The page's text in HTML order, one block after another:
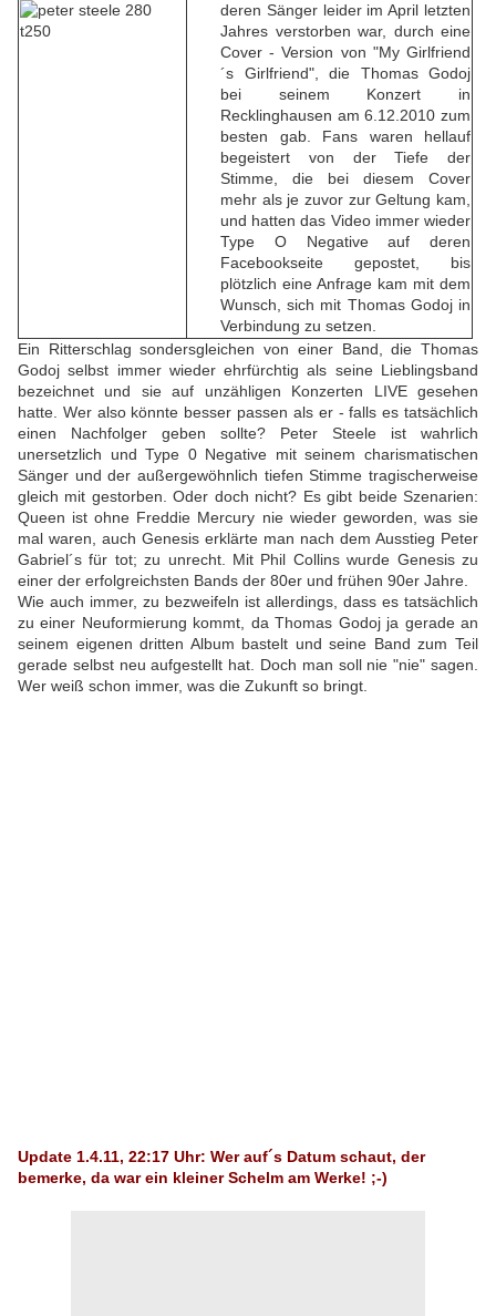
deren Sänger leider im April letzten
Jahres verstorben war, durch eine
Cover - Version von "My Girlfriend
´s Girlfriend", die Thomas Godoj
bei seinem Konzert in
Recklinghausen am 6.12.2010 zum
besten gab. Fans waren hellauf
begeistert von der Tiefe der
Stimme, die bei diesem Cover
mehr als je zuvor zur Geltung kam,
und hatten das Video immer wieder
Type O Negative auf deren
Facebookseite gepostet, bis
plötzlich eine Anfrage kam mit dem
Wunsch, sich mit Thomas Godoj in
Verbindung zu setzen.
Ein Ritterschlag sondersgleichen von einer Band, die Thomas
Godoj selbst immer wieder ehrfürchtig als seine Lieblingsband
bezeichnet und sie auf unzähligen Konzerten LIVE gesehen
hatte. Wer also könnte besser passen als er - falls es tatsächlich
einen Nachfolger geben sollte? Peter Steele ist wahrlich
unersetzlich und Type 0 Negative mit seinem charismatischen
Sänger und der außergewöhnlich tiefen Stimme tragischerweise
gleich mit gestorben. Oder doch nicht? Es gibt beide Szenarien:
Queen ist ohne Freddie Mercury nie wieder geworden, was sie
mal waren, auch Genesis erklärte man nach dem Ausstieg Peter
Gabriel´s für tot; zu unrecht. Mit Phil Collins wurde Genesis zu
einer der erfolgreichsten Bands der 80er und frühen 90er Jahre.
Wie auch immer, zu bezweifeln ist allerdings, dass es tatsächlich
zu einer Neuformierung kommt, da Thomas Godoj ja gerade an
seinem eigenen dritten Album bastelt und seine Band zum Teil
gerade selbst neu aufgestellt hat. Doch man soll nie "nie" sagen.
Wer weiß schon immer, was die Zukunft so bringt.
Update 1.4.11, 22:17 Uhr: Wer auf´s Datum schaut, der
bemerke, da war ein kleiner Schelm am Werke! ;-)